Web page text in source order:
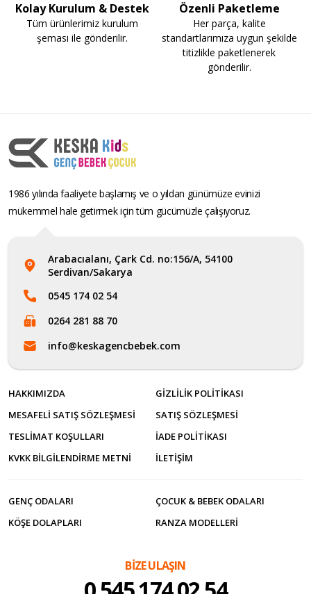
Kolay Kurulum & Destek
Tüm ürünlerimiz kurulum
şeması ile gönderilir.
Özenli Paketleme
Her parça, kalite
standartlarımıza uygun şekilde
titizlikle paketlenerek
gönderilir.
1986 yılında faaliyete başlamış ve o yıldan günümüze evinizi
mükemmel hale getirmek için tüm gücümüzle çalışıyoruz.
Arabacıalanı, Çark Cd. no:156/A, 54100
Serdivan/Sakarya
0545 174 02 54
0264 281 88 70
info@keskagencbebek.com
HAKKIMIZDA
GIZLILIK POLITIKASI
MESAFELI SATIŞ SÖZLEŞMESI
SATIŞ SÖZLEŞMESI
TESLIMAT KOŞULLARI
İADE POLITIKASI
KVKK BILGILENDIRME METNI
İLETİŞİM
GENÇ ODALARI
ÇOCUK & BEBEK ODALARI
KÖŞE DOLAPLARI
RANZA MODELLERI
BİZE ULAŞIN